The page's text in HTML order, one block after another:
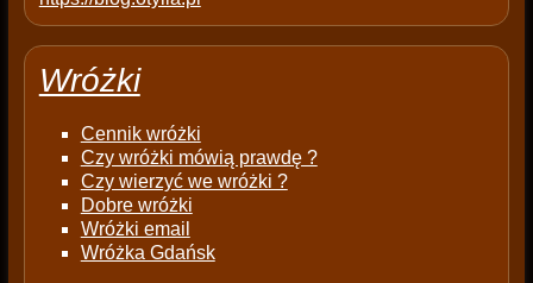
Wróżki
Cennik wróżki
Czy wróżki mówią prawdę ?
Czy wierzyć we wróżki ?
Dobre wróżki
Wróżki email
Wróżka Gdańsk